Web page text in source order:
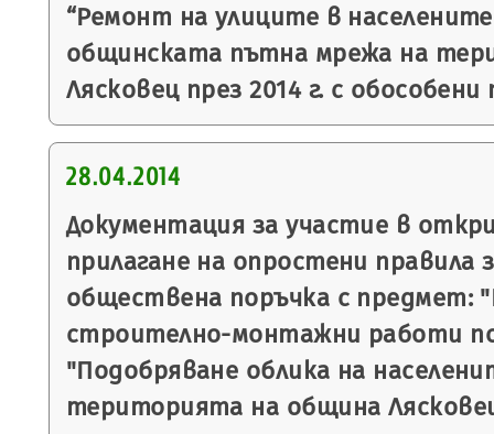
“Ремонт на улиците в
общинската пътна мрежа на
Лясковец през 2014 г. с обособени
28.04.2014
Документация за участие в
прилагане на опростени правила
обществена поръчка с предмет:
строително-монтажни работи
"Подобряване облика на
територията на община